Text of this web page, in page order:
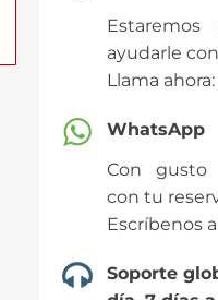
Estaremos
ayudarle
Llama ahora:
WhatsApp
Con gusto
con tu
Escríbenos
Soporte